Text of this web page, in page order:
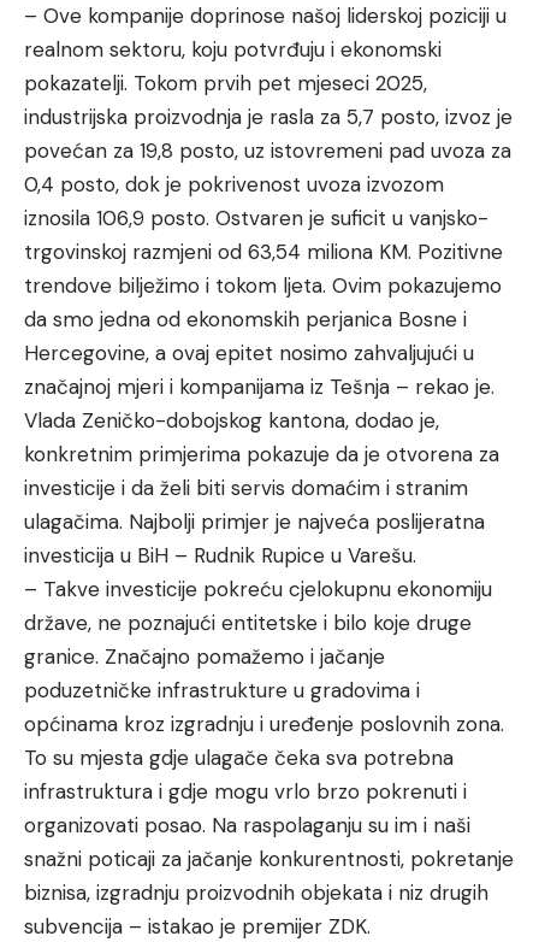
– Ove kompanije doprinose našoj liderskoj poziciji u
realnom sektoru, koju potvrđuju i ekonomski
pokazatelji. Tokom prvih pet mjeseci 2025,
industrijska proizvodnja je rasla za 5,7 posto, izvoz je
povećan za 19,8 posto, uz istovremeni pad uvoza za
0,4 posto, dok je pokrivenost uvoza izvozom
iznosila 106,9 posto. Ostvaren je suficit u vanjsko-
trgovinskoj razmjeni od 63,54 miliona KM. Pozitivne
trendove bilježimo i tokom ljeta. Ovim pokazujemo
da smo jedna od ekonomskih perjanica Bosne i
Hercegovine, a ovaj epitet nosimo zahvaljujući u
značajnoj mjeri i kompanijama iz Tešnja – rekao je.
Vlada Zeničko-dobojskog kantona, dodao je,
konkretnim primjerima pokazuje da je otvorena za
investicije i da želi biti servis domaćim i stranim
ulagačima. Najbolji primjer je najveća poslijeratna
investicija u BiH – Rudnik Rupice u Varešu.
– Takve investicije pokreću cjelokupnu ekonomiju
države, ne poznajući entitetske i bilo koje druge
granice. Značajno pomažemo i jačanje
poduzetničke infrastrukture u gradovima i
općinama kroz izgradnju i uređenje poslovnih zona.
To su mjesta gdje ulagače čeka sva potrebna
infrastruktura i gdje mogu vrlo brzo pokrenuti i
organizovati posao. Na raspolaganju su im i naši
snažni poticaji za jačanje konkurentnosti, pokretanje
biznisa, izgradnju proizvodnih objekata i niz drugih
subvencija – istakao je premijer ZDK.